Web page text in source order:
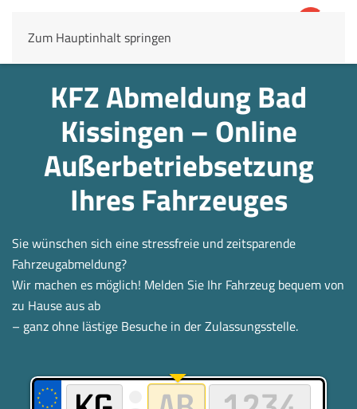
Zum Hauptinhalt springen
KFZ Abmeldung Bad
Kissingen – Online
Außerbetrieb­setzung
Ihres Fahrzeuges
Sie wünschen sich eine stressfreie und zeitsparende
Fahrzeugabmeldung?
Wir machen es möglich! Melden Sie Ihr Fahrzeug bequem von
zu Hause aus ab
– ganz ohne lästige Besuche in der Zulassungsstelle.